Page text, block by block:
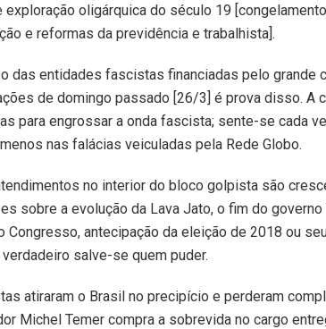
exploração oligárquica do século 19
e reformas da previdência e trabalhista].
das entidades fascistas financiadas pelo grande
de domingo passado [26/3] é prova disso. A
para engrossar a onda fascista; sente-se cada
nas falácias veiculadas pela Rede Globo.
no interior do bloco golpista são
sobre a evolução da Lava Jato, o fim do governo
Congresso, antecipação da eleição de 2018 ou
verdadeiro salve-se quem puder.
atiraram o Brasil no precipício e perderam
Michel Temer compra a sobrevida no cargo